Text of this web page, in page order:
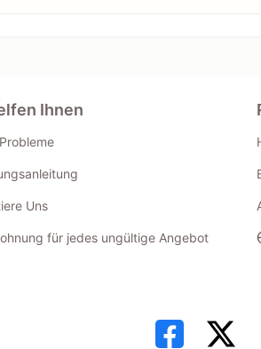
Ihnen
Uns
für jedes ungültige Angebot